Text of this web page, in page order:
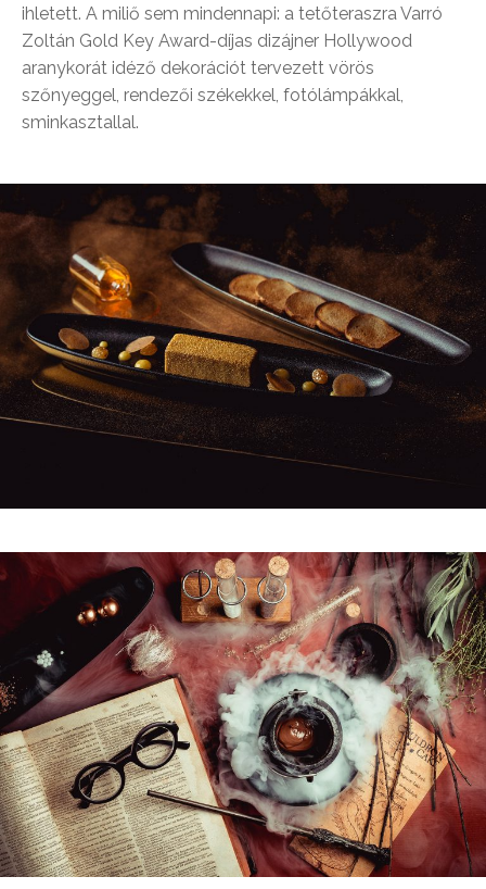
ihletett. A miliő sem mindennapi: a tetőteraszra Varró
Zoltán Gold Key Award-díjas dizájner Hollywood
aranykorát idéző dekorációt tervezett vörös
szőnyeggel, rendezői székekkel, fotólámpákkal,
sminkasztallal.